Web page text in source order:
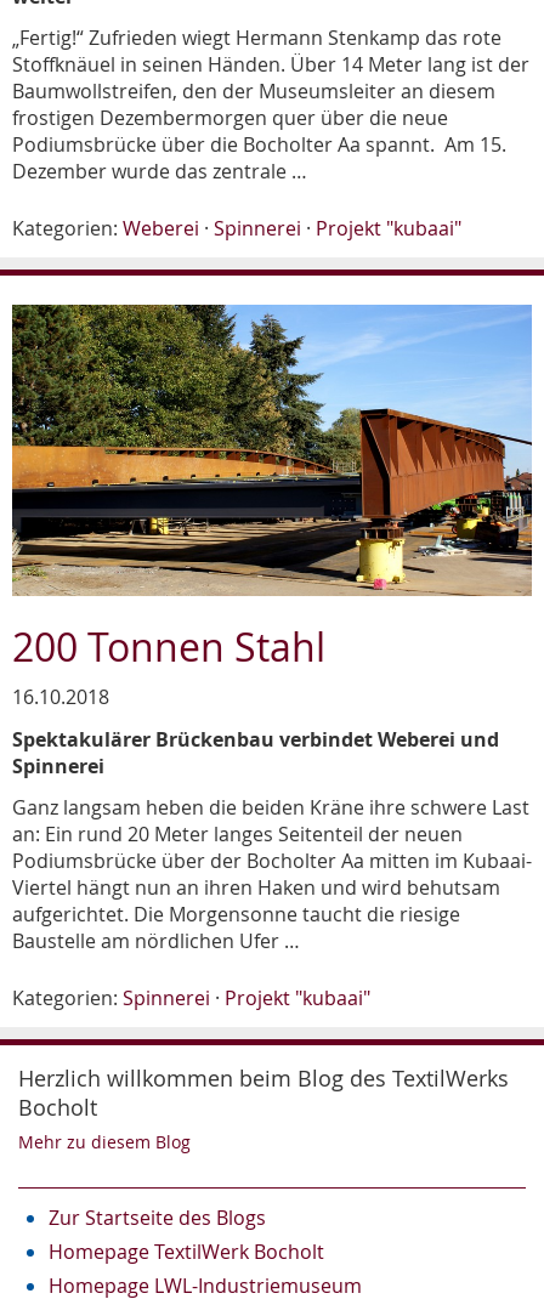
„Fertig!“ Zufrieden wiegt Hermann Stenkamp das rote
Stoffknäuel in seinen Händen. Über 14 Meter lang ist der
Baumwollstreifen, den der Museumsleiter an diesem
frostigen Dezembermorgen quer über die neue
Podiumsbrücke über die Bocholter Aa spannt. Am 15.
Dezember wurde das zentrale …
Kategorien: Weberei · Spinnerei · Projekt "kubaai"
200 Tonnen Stahl
16.10.2018
Spektakulärer Brückenbau verbindet Weberei und
Spinnerei
Ganz langsam heben die beiden Kräne ihre schwere Last
an: Ein rund 20 Meter langes Seitenteil der neuen
Podiumsbrücke über der Bocholter Aa mitten im Kubaai-
Viertel hängt nun an ihren Haken und wird behutsam
aufgerichtet. Die Morgensonne taucht die riesige
Baustelle am nördlichen Ufer …
Kategorien: Spinnerei · Projekt "kubaai"
Herzlich willkommen beim Blog des TextilWerks
Bocholt
Mehr zu diesem Blog
Zur Startseite des Blogs
Homepage TextilWerk Bocholt
Homepage LWL-Industriemuseum